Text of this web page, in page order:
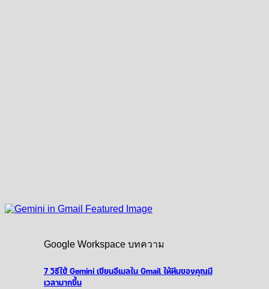
Google Workspace บทความ
7 วิธีใช้ Gemini เขียนอีเมลใน Gmail ให้ทีมของคุณมี
เวลามากขึ้น